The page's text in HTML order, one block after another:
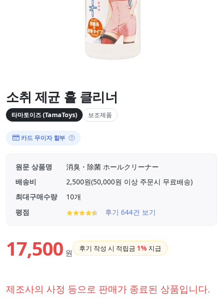
소취 제균 홀 클리너
타마토이즈 (TamaToys) 보조제품
카드 무이자 할부
원문 상품명
消臭・除菌 ホールクリーナー
배송비
2,500원(50,000원 이상 주문시 무료배송)
최대구매수량
10개
평점
후기 644건 보기
17,500 원 후기 작성 시 적립금 1% 지급
제조사의 사정 등으로 판매가 종료된 상품입니다.